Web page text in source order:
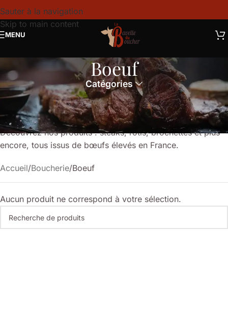
Sauter à la navigation
Skip to main content
MENU
Boeuf
Catégories
La Bavette du Boucher à Grenoble propose une large
sélection de viandes de bœuf de qualité. Commandez
facilement en ligne et profitez de la livraison à domicile.
Découvrez nos produits : steaks, rôtis, brochettes et plus
encore, tous issus de bœufs élevés en France.
Accueil Boucherie Boeuf
Aucun produit ne correspond à votre sélection.